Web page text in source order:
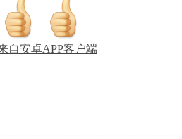
自安卓APP客户端